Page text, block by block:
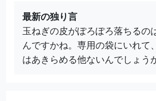
最新の独り言
玉ねぎの皮がぽろぽろ落ちるの
んですかね。専用の袋にいれて
はあきらめる他ないんでしょう